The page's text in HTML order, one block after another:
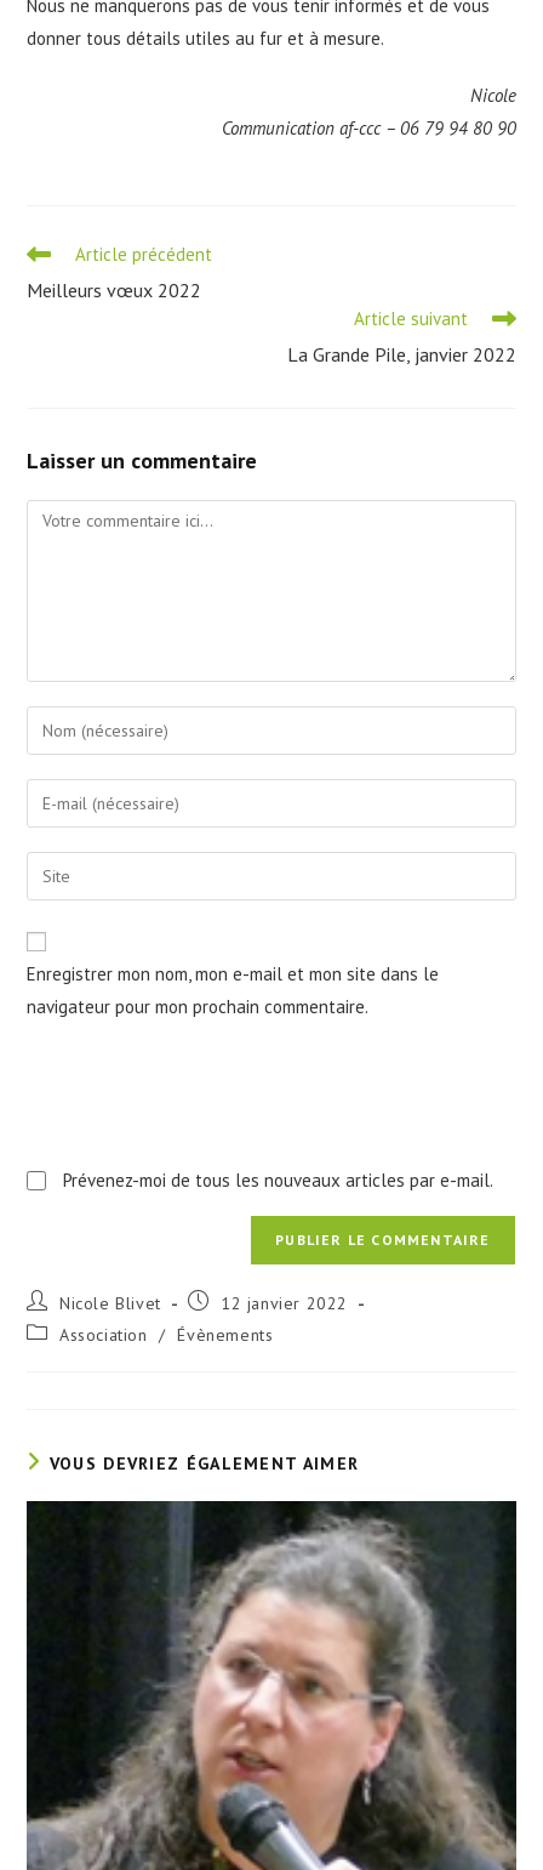
Nous ne manquerons pas de vous tenir informés et de vous
donner tous détails utiles au fur et à mesure.
Nicole
Communication af-ccc – 06 79 94 80 90
Read
articles
Article précédent
Meilleurs vœux 2022
Article suivant
La Grande Pile, janvier 2022
Laisser un commentaire
Comment
Enter
your
name
comment
Enter
your
email
address
Saisir
l’URL
votre
site
(facultatif)
Enregistrer mon nom, mon e-mail et mon site dans le
navigateur pour mon prochain commentaire.
Prévenez-moi de tous les nouveaux articles par e-mail.
Auteur/autrice
de
la
Nicole Blivet
Publication
12 janvier 2022
Post Association / Évènements
VOUS DEVRIEZ ÉGALEMENT AIMER